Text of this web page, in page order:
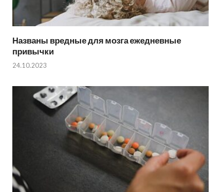
Названы вредные для мозга ежедневные
привычки
24.10.2023